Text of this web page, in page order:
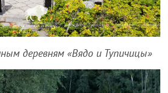
деревням «Вядо и Тупичицы»